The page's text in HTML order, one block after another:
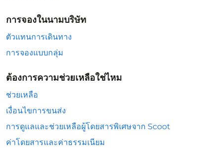
การจองในนามบริษัท
ตัวแทนการเดินทาง
การจองแบบกลุ่ม
ต้องการความช่วยเหลือใช่ไหม
ช่วยเหลือ
เงื่อนไขการขนส่ง
การดูแลและช่วยเหลือผู้โดยสารพิเศษจาก Scoot
ค่าโดยสารและค่าธรรมเนียม